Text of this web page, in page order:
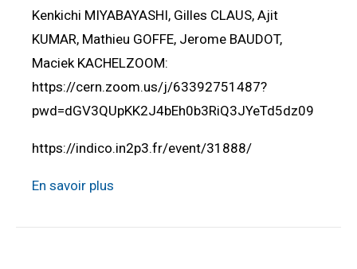
Kenkichi MIYABAYASHI, Gilles CLAUS, Ajit
KUMAR, Mathieu GOFFE, Jerome BAUDOT,
Maciek KACHELZOOM:
https://cern.zoom.us/j/63392751487?
pwd=dGV3QUpKK2J4bEh0b3RiQ3JYeTd5dz09
https://indico.in2p3.fr/event/31888/
En savoir plus